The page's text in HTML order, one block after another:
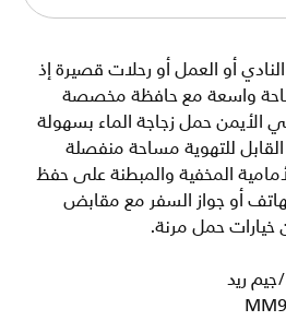
أو العمل أو رحلات قصيرة إذ
واسعة مع حافظة مخصصة
الأيمن حمل زجاجة الماء بسهولة
القابل للتهوية مساحة منفصلة
المخفية والمبطنة على حفظ
أو جواز السفر مع مقابض
خيارات حمل مرنة.
ريد